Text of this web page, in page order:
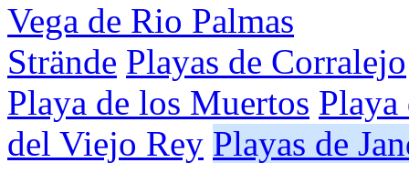
Vega de Rio Palmas
Strände Playas de Corralejo
Playa de los Muertos Playa
del Viejo Rey Playas de